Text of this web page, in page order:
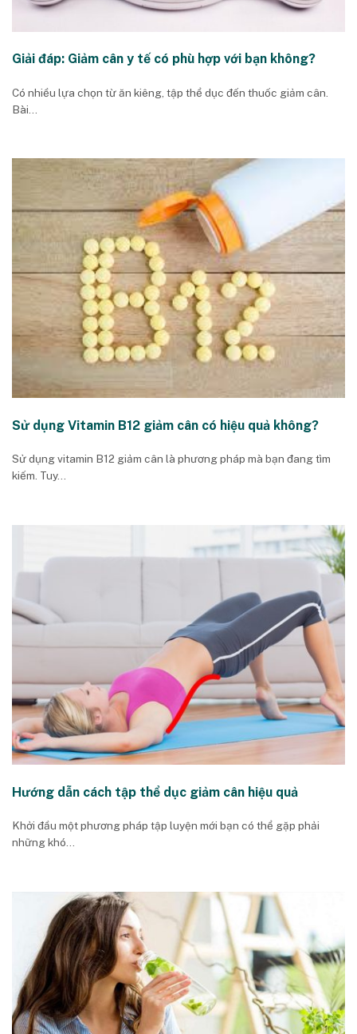
Giải đáp: Giảm cân y tế có phù hợp với bạn không?
Có nhiều lựa chọn từ ăn kiêng, tập thể dục đến thuốc giảm cân.
Bài...
Sử dụng Vitamin B12 giảm cân có hiệu quả không?
Sử dụng vitamin B12 giảm cân là phương pháp mà bạn đang tìm
kiếm. Tuy...
Hướng dẫn cách tập thể dục giảm cân hiệu quả
Khởi đầu một phương pháp tập luyện mới bạn có thể gặp phải
những khó...